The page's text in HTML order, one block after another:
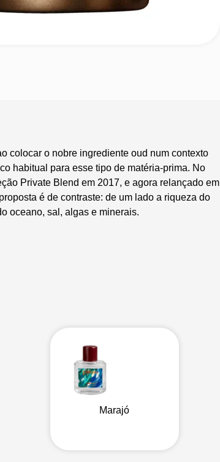
colocar o nobre ingrediente oud num contexto
habitual para esse tipo de matéria-prima. No
Private Blend em 2017, e agora relançado em
é de contraste: de um lado a riqueza do
oceano, sal, algas e minerais.
Marajó